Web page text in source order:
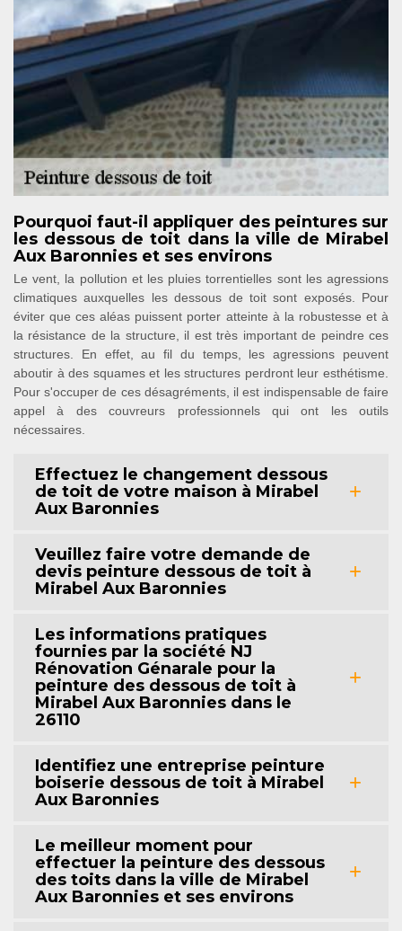
Pourquoi faut-il appliquer des peintures sur
les dessous de toit dans la ville de Mirabel
Aux Baronnies et ses environs
Le vent, la pollution et les pluies torrentielles sont les agressions
climatiques auxquelles les dessous de toit sont exposés. Pour
éviter que ces aléas puissent porter atteinte à la robustesse et à
la résistance de la structure, il est très important de peindre ces
structures. En effet, au fil du temps, les agressions peuvent
aboutir à des squames et les structures perdront leur esthétisme.
Pour s'occuper de ces désagréments, il est indispensable de faire
appel à des couvreurs professionnels qui ont les outils
nécessaires.
Effectuez le changement dessous
de toit de votre maison à Mirabel
Aux Baronnies
Veuillez faire votre demande de
devis peinture dessous de toit à
Mirabel Aux Baronnies
Les informations pratiques
fournies par la société NJ
Rénovation Génarale pour la
peinture des dessous de toit à
Mirabel Aux Baronnies dans le
26110
Identifiez une entreprise peinture
boiserie dessous de toit à Mirabel
Aux Baronnies
Le meilleur moment pour
effectuer la peinture des dessous
des toits dans la ville de Mirabel
Aux Baronnies et ses environs